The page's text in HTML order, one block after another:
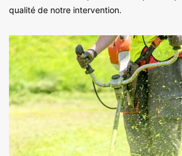
qualité de notre intervention.